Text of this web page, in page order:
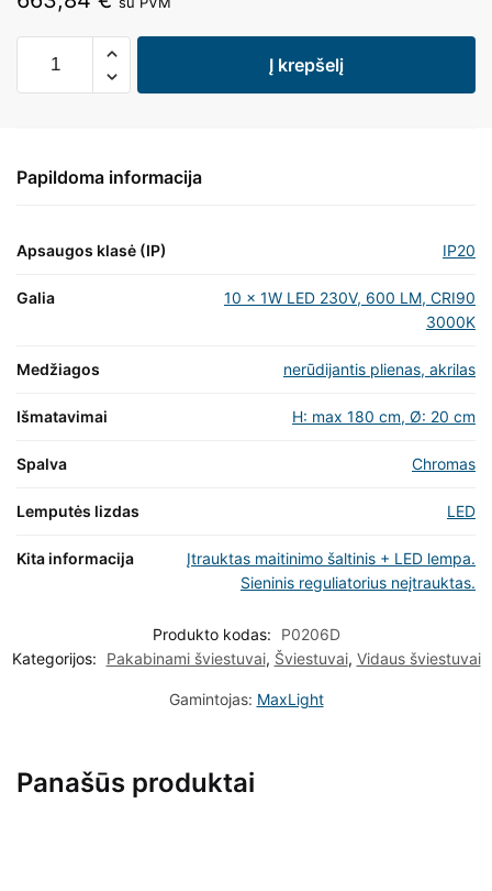
Į krepšelį
Papildoma informacija
Apsaugos klasė (IP) IP20
Galia
10 x 1W LED 230V, 600 LM, CRI90
3000K
Medžiagos nerūdijantis plienas, akrilas
Išmatavimai H: max 180 cm, Ø: 20 cm
Spalva Chromas
Lemputės lizdas LED
Kita informacija
Įtrauktas maitinimo šaltinis + LED lempa.
Sieninis reguliatorius neįtrauktas.
Produkto kodas:
P0206D
Kategorijos:
Pakabinami šviestuvai, Šviestuvai, Vidaus šviestuvai
Gamintojas: MaxLight
Panašūs produktai